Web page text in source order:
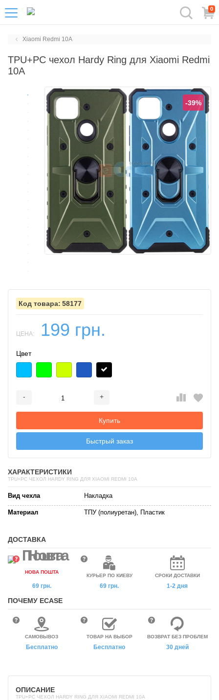
0
Xiaomi Redmi 10A
TPU+PC чехол Hardy Ring для Xiaomi Redmi
10A
-39%
58177
ЦЕНА: 199 грн.
Цвет
- +
Купить
Быстрый заказ
ХАРАКТЕРИСТИКИ
TPU+PC ЧЕХОЛ HARDY RING ДЛЯ XIAOMI REDMI 10A
Вид чехла Накладка
Материал ТПУ (полиуретан), Пластик
ДОСТАВКА
НОВА ПОШТА
69 грн.
КУРЬЕР ПО КИЕВУ
69 грн.
СРОКИ ДОСТАВКИ
1-2 дня
ПОЧЕМУ ECASE
САМОВЫВОЗ
Бесплатно
ТОВАР НА ВЫБОР
Бесплатно
ВОЗВРАТ БЕЗ ПРОБЛЕМ
30 дней
ОПИСАНИЕ
TPU+PC ЧЕХОЛ HARDY RING ДЛЯ XIAOMI REDMI 10A